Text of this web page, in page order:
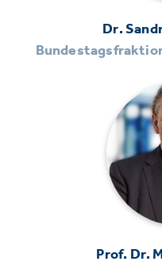
Dr.
Prof. Dr.